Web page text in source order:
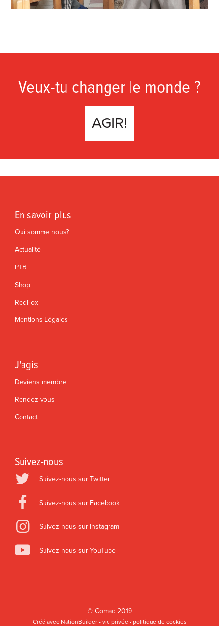
Veux-tu changer le monde ?
AGIR!
En savoir plus
Qui somme nous?
Actualité
PTB
Shop
RedFox
Mentions Légales
J'agis
Deviens membre
Rendez-vous
Contact
Suivez-nous
Suivez-nous sur Twitter
Suivez-nous sur Facebook
Suivez-nous sur Instagram
Suivez-nous sur YouTube
© Comac2019
Créé avec NationBuilder• vie privée• politique de cookies